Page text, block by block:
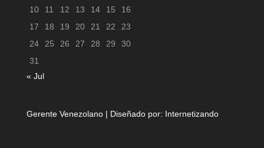
10
11 12 13 14 15
16
17
18 19 20 21 22
23
24
25 26 27 28 29
30
31
« Jul
Gerente Venezolano | Diseñado por: Internetizando